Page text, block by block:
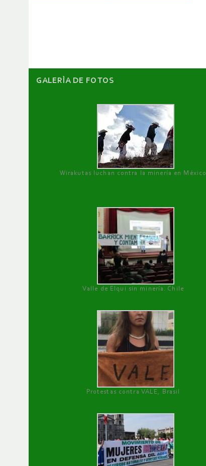
GALERÌA DE FOTOS
Wirakutas luchan contra la minería en México
Valle de Elqui sin minería. Chile
Protestas contra VALE, Brasil